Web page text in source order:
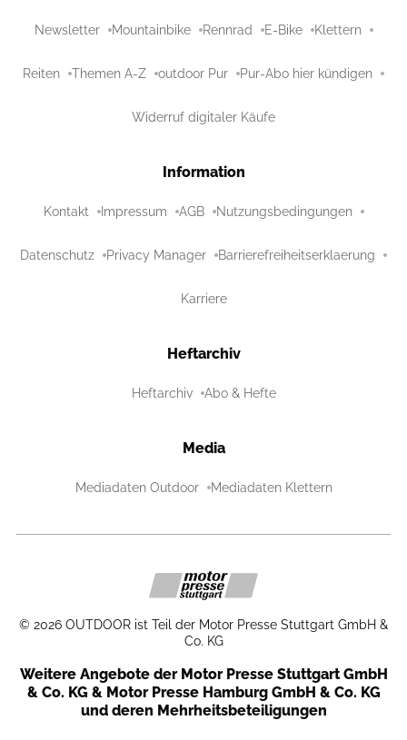
Newsletter Mountainbike Rennrad E-Bike Klettern
Reiten Themen A-Z outdoor Pur Pur-Abo hier kündigen
Widerruf digitaler Käufe
Information
Kontakt Impressum AGB Nutzungsbedingungen
Datenschutz Privacy Manager Barrierefreiheitserklaerung
Karriere
Heftarchiv
Heftarchiv Abo & Hefte
Media
Mediadaten Outdoor Mediadaten Klettern
© 2026 OUTDOOR ist Teil der Motor Presse Stuttgart GmbH &
Co. KG
Weitere Angebote der Motor Presse Stuttgart GmbH
& Co. KG & Motor Presse Hamburg GmbH & Co. KG
und deren Mehrheitsbeteiligungen